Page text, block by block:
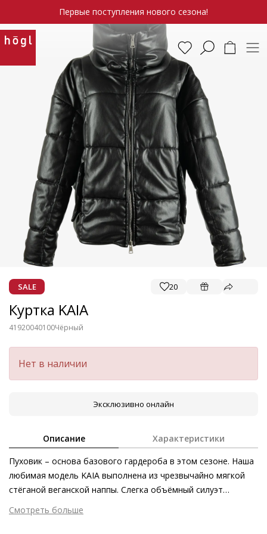
Первые поступления нового сезона!
SALE 20
Куртка KAIA
41920040100Чёрный
Нет в наличии
Эксклюзивно онлайн
Описание Характеристики
Пуховик – основа базового гардероба в этом сезоне. Наша
любимая модель KAIA выполнена из чрезвычайно мягкой
стёганой веганской наппы. Слегка объёмный силуэт
прекрасно вписывается в непринуждённые образы стиля
casual, а высокий воротник стойка стильно согреет вас
Смотреть больше